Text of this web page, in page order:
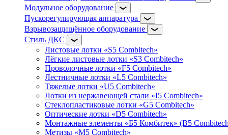
Модульное оборудование
Пускорегулирующая аппаратура
Взрывозащищённое оборудование
Стиль ДКС
Листовые лотки «S5 Combitech»
Лёгкие листовые лотки «S3 Combitech»
Проволочные лотки «F5 Combitech»
Лестничные лотки «L5 Combitech»
Тяжелые лотки «U5 Combitech»
Лотки из нержавеющей стали «I5 Combitech»
Стеклопластиковые лотки «G5 Combitech»
Оптические лотки «D5 Combitech»
Монтажные элементы «Б5 Комбитек» (B5
Метизы «M5 Combitech»